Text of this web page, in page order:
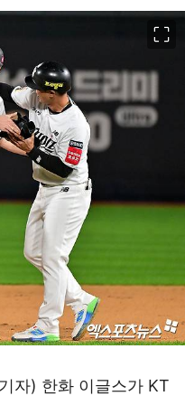
자) 한화 이글스가 KT